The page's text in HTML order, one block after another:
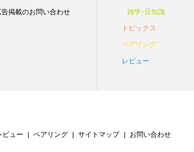
掲載のお問い合わせ 雑学･豆知識
トピックス
ペアリング
レビュー
ビュー ペアリング サイトマップ お問い合わせ